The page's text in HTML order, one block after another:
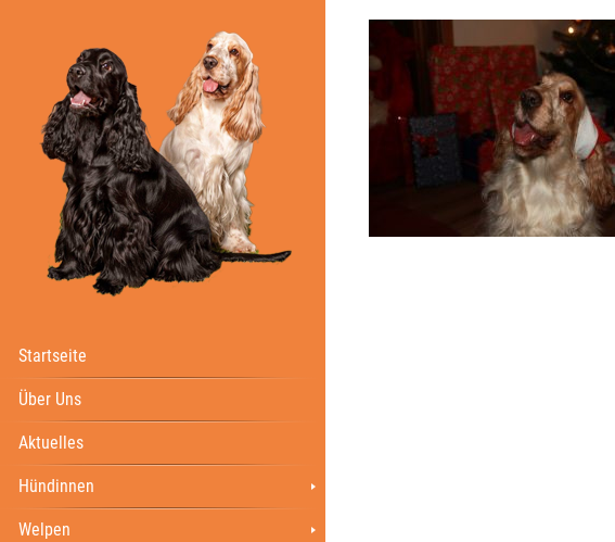
Startseite
Über Uns
Aktuelles
Hündinnen
Welpen